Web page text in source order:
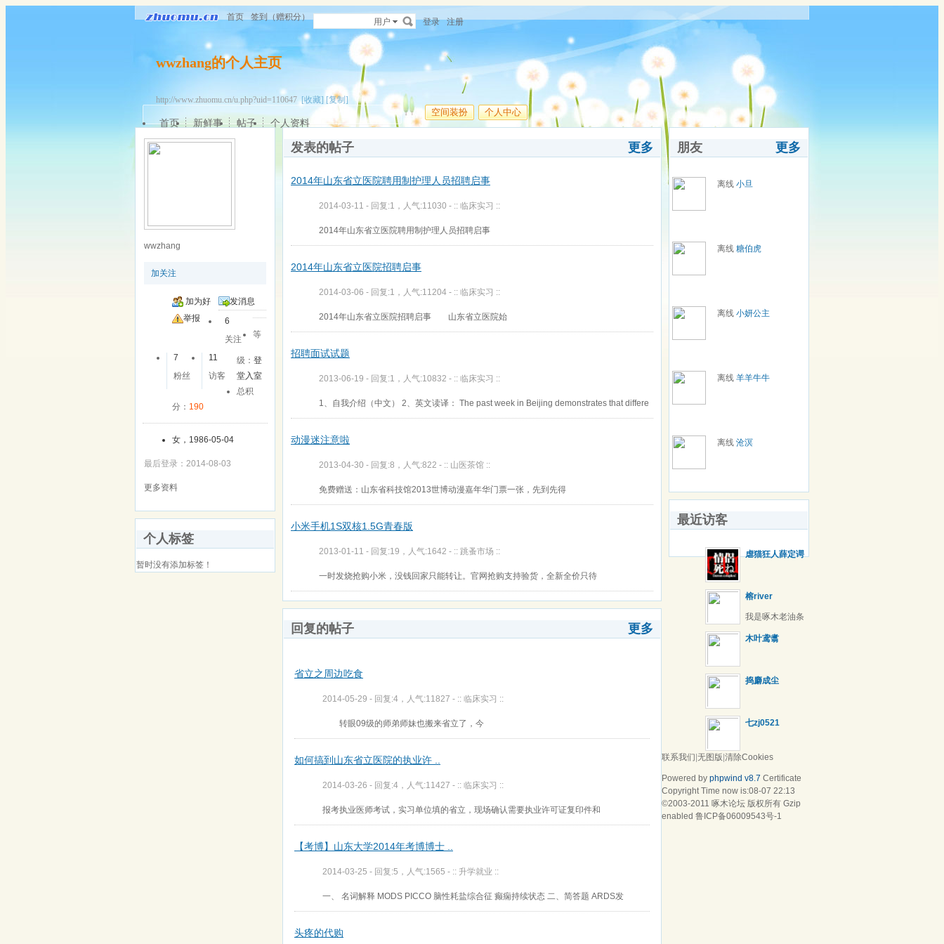
首页 签到（赠积分） 用户 登录 注册
wwzhang的个人主页
http://www.zhuomu.cn/u.php?uid=110647[收藏] [复制]
空间装扮 个人中心
首页 新鲜事 帖子 个人资料
wwzhang
加关注
加为好
友
发消息
举报
6
关注
7
粉丝
11
访客
等
级：登
堂入室
总积
分： 190
女，1986-05-04
最后登录：2014-08-03
更多资料
个人标签
暂时没有添加标签！
更多
发表的帖子
2014年山东省立医院聘用制护理人员招聘启事
2014-03-11 - 回复:1，人气:11030 - :: 临床实习 ::
2014年山东省立医院聘用制护理人员招聘启事
2014年山东省立医院招聘启事
2014-03-06 - 回复:1，人气:11204 - :: 临床实习 ::
2014年山东省立医院招聘启事 山东省立医院始
招聘面试试题
2013-06-19 - 回复:1，人气:10832 - :: 临床实习 ::
1、自我介绍（中文） 2、英文读译： The past week in Beijing demonstrates that differe
动漫迷注意啦
2013-04-30 - 回复:8，人气:822 - :: 山医茶馆 ::
免费赠送：山东省科技馆2013世博动漫嘉年华门票一张，先到先得
小米手机1S双核1.5G青春版
2013-01-11 - 回复:19，人气:1642 - :: 跳蚤市场 ::
一时发烧抢购小米，没钱回家只能转让。官网抢购支持验货，全新全价只待
更多
回复的帖子
省立之周边吃食
2014-05-29 - 回复:4，人气:11827 - :: 临床实习 ::
转眼09级的师弟师妹也搬来省立了，今
如何搞到山东省立医院的执业许 ..
2014-03-26 - 回复:4，人气:11427 - :: 临床实习 ::
报考执业医师考试，实习单位填的省立，现场确认需要执业许可证复印件和
【考博】山东大学2014年考博博士 ..
2014-03-25 - 回复:5，人气:1565 - :: 升学就业 ::
一、 名词解释 MODS PICCO 脑性耗盐综合征 癫痫持续状态 二、简答题 ARDS发
头疼的代购
更多
朋友
离线 小旦
离线 糖伯虎
离线 小妍公主
离线 羊羊牛牛
离线 沧溟
最近访客
虐猫狂人薛定谔
榕river
我是啄木老油条
木叶鸢翥
捣麝成尘
七zj0521
联系我们|无图版|清除Cookies
Powered by phpwind v8.7 Certificate
Copyright Time now is:08-07 22:13
©2003-2011 啄木论坛 版权所有 Gzip
enabled 鲁ICP备06009543号-1